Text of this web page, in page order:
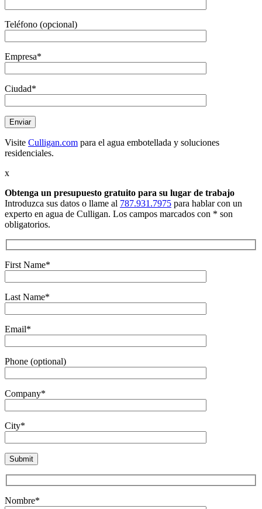
Teléfono (opcional)
Empresa*
Ciudad*
Visite Culligan.com para el agua embotellada y soluciones
residenciales.
x
Obtenga un presupuesto gratuito para su lugar de trabajo
Introduzca sus datos o llame al 787.931.7975 para hablar con un
experto en agua de Culligan. Los campos marcados con * son
obligatorios.
First Name*
Last Name*
Email*
Phone (optional)
Company*
City*
Nombre*